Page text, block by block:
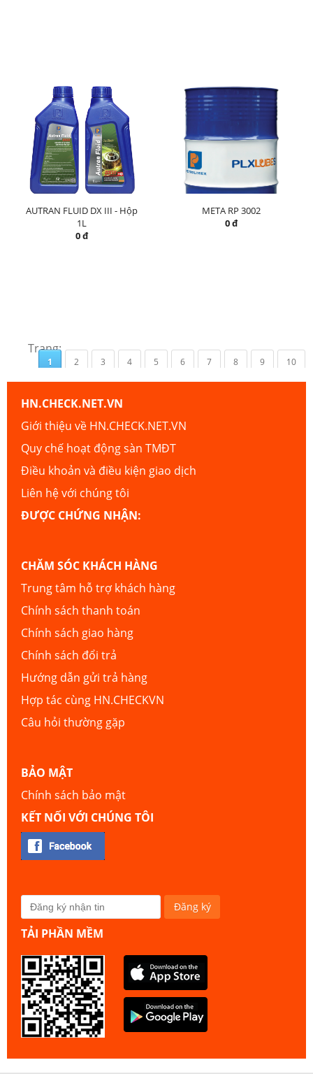
AUTRAN FLUID DX III - Hộp
1L
0 đ
META RP 3002
0 đ
Trang:
1 2 3 4 5 6 7 8 9 10
HN.CHECK.NET.VN
Giới thiệu về HN.CHECK.NET.VN
Quy chế hoạt động sàn TMĐT
Điều khoản và điều kiện giao dịch
Liên hệ với chúng tôi
ĐƯỢC CHỨNG NHẬN:
CHĂM SÓC KHÁCH HÀNG
Trung tâm hỗ trợ khách hàng
Chính sách thanh toán
Chính sách giao hàng
Chính sách đổi trả
Hướng dẫn gửi trả hàng
Hợp tác cùng HN.CHECKVN
Câu hỏi thường gặp
BẢO MẬT
Chính sách bảo mật
KẾT NỐI VỚI CHÚNG TÔI
TẢI PHẦN MỀM